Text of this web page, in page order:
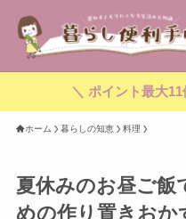
＼ ポイント最大11
ホーム 暮らしの知恵 料理
夏休みのお昼ご飯
めの作り置きおか